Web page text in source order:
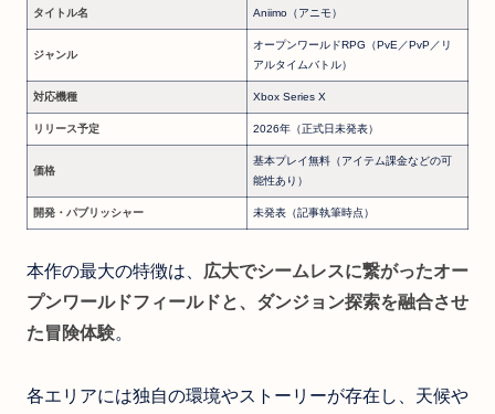
タイトル名 Aniimo（アニモ）
ジャンル
オープンワールドRPG（PvE／PvP／リ
アルタイムバトル）
対応機種 Xbox Series X
リリース予定 2026年（正式日未発表）
価格
基本プレイ無料（アイテム課金などの可
能性あり）
開発・パブリッシャー 未発表（記事執筆時点）
本作の最大の特徴は、 広大でシームレスに繋がったオー
プンワールドフィールドと、ダンジョン探索を融合させ
た冒険体験。
各エリアには独自の環境やストーリーが存在し、天候や